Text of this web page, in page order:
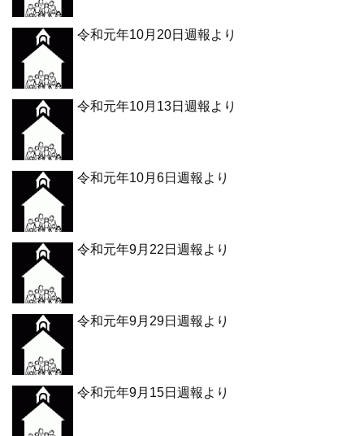
令和元年10月20日週報より
令和元年10月13日週報より
令和元年10月6日週報より
令和元年9月22日週報より
令和元年9月29日週報より
令和元年9月15日週報より